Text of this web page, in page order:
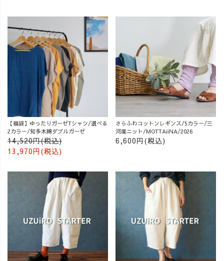
【福袋】ゆったりガーゼTシャツ/選べる
2カラー/知多木綿ダブルガーゼ
14,520円(税込)
13,970円(税込)
さらふわコットンレギンス/5カラー/三
河産ニット/MOTTAiiNA/2026
6,600円(税込)